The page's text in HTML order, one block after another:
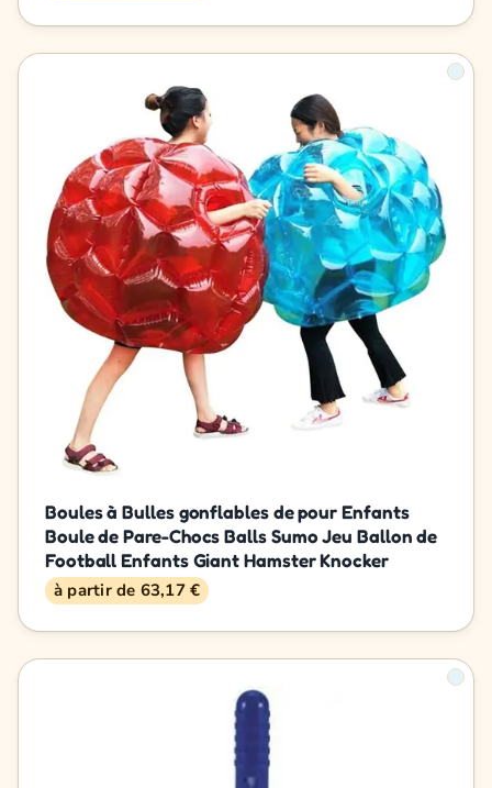
Boules à Bulles gonflables de pour Enfants
Boule de Pare-Chocs Balls Sumo Jeu Ballon de
Football Enfants Giant Hamster Knocker
à partir de 63,17 €